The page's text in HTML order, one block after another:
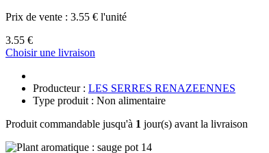
Prix de vente : 3.55 € l'unité
3.55 €
Choisir une livraison
Producteur : LES SERRES RENAZEENNES
Type produit : Non alimentaire
Produit commandable jusqu'à 1 jour(s) avant la livraison